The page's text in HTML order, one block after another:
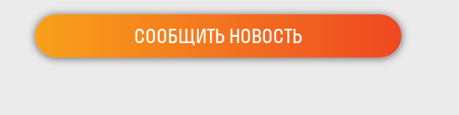
СООБЩИТЬ НОВОСТЬ